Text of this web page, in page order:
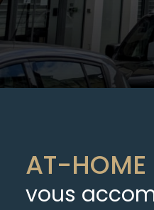
De l'immo pro
AT-HOME
vous